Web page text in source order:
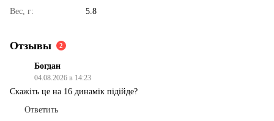
Вес, г: 5.8
Отзывы 2
Богдан
04.08.2026 в 14:23
Скажіть це на 16 динамік підійде?
Ответить